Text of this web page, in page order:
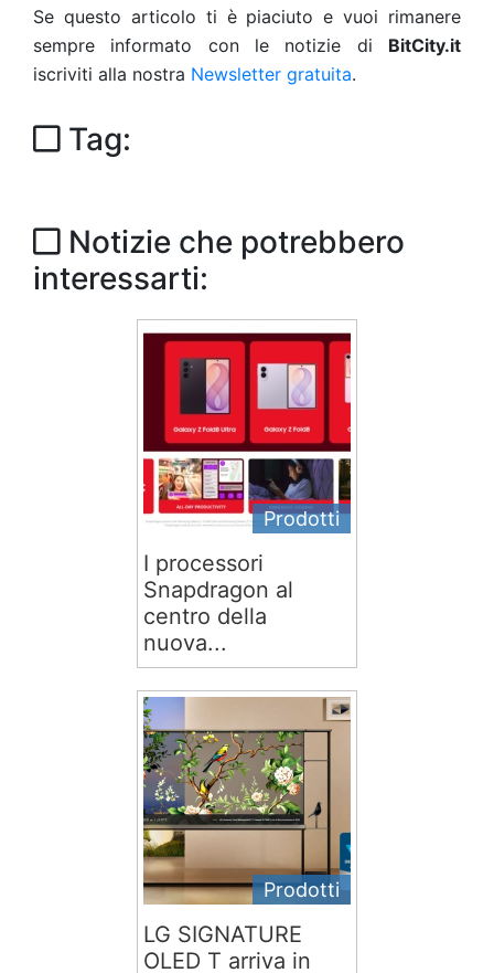
Se questo articolo ti è piaciuto e vuoi rimanere
sempre informato con le notizie di BitCity.it
iscriviti alla nostra Newsletter gratuita.
Tag:
Notizie che potrebbero
interessarti:
Prodotti
I processori
Snapdragon al
centro della
nuova...
Prodotti
LG SIGNATURE
OLED T arriva in